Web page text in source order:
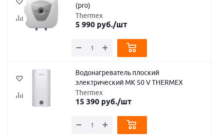
(pro)
Thermex
5 990руб./шт
Водонагреватель плоский
электрический MK 50 V THERMEX
Thermex
15 390руб./шт